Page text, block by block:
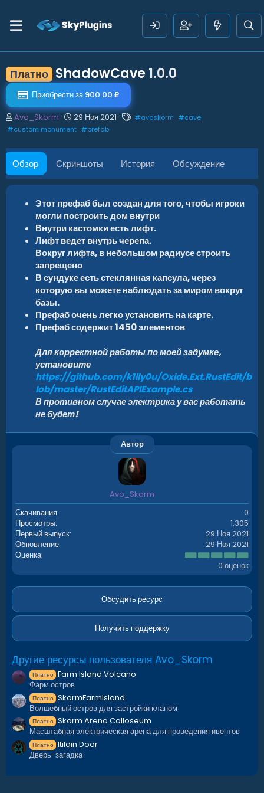
Платно ShadowCave 1.0.0
Приобрести за 900.00 ₽
А
в
о
р
Avo_Skorm
Д
а
а
о
з
а
н
и
я
29 Ноя 2021
Т
и
#avoskorm #cave
#custom monument #prefab
Обзор Скриншоты История Обсуждение
Этот префаб был создан для того, чтобы игроки
могли построить дом внутри
Внутри кастомки есть лифт.
Лифт ведет внутрь черепа.
Вокруг лифта, в небольшом радиусе строить
запрещено
В сундуке есть стеклянная капсула, через
которую вы можете наблюдать за миром вокруг
базы.
Префаб очень легко установить на карте.
Префаб содержит 1450 элементов
Для корректной работы по моей задумке,
установите
https://github.com/k1lly0u/Oxide.Ext.RustEdit/b
lob/master/RustEditAPIExample.cs
В противном случае электрика у вас работать
не будет!
Автор
Avo_Skorm
Скачивания
0
Просмотры
1,305
Первый выпуск
29 Ноя 2021
Обновление
29 Ноя 2021
Оценка
0
.
0
з
ё
з
0 оценок
Обсудить ресурс
Получить поддержку
Другие ресурсы пользователя Avo_Skorm
Платно Farm Island Volcano
Фарм остров
Платно SkormFarmIsland
Волшебный остров для застройки кланом
Платно Skorm Arena Colloseum
Масштабная электрическая арена для проведения ивентов
Платно Itildin Door
Дверь-загадка